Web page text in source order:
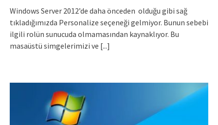
Windows Server 2012’de daha önceden olduğu gibi sağ
tıkladığımızda Personalize seçeneği gelmiyor. Bunun sebebi
ilgili rolün sunucuda olmamasından kaynaklıyor. Bu
masaüstü simgelerimizi ve [...]